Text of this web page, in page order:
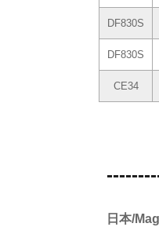
DF830S
DF830S
CE34
日本/